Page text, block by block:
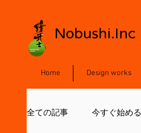
Nobushi.Inc
Home Design works
全ての記事 今すぐ始める